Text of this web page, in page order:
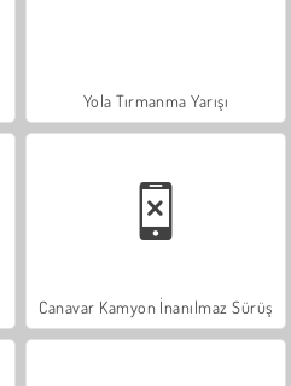
Yola Tırmanma Yarışı
Canavar Kamyon İnanılmaz Sürüş